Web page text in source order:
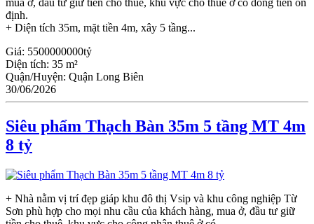
định.
+ Diện tích 35m, mặt tiền 4m, xây 5 tầng...
Giá: 5500000000tỷ
Diện tích: 35 m²
Quận/Huyện: Quận Long Biên
30/06/2026
Siêu phẩm Thạch Bàn 35m 5 tầng MT 4m
8 tỷ
+ Nhà nằm vị trí đẹp giáp khu đô thị Vsip và khu công nghiệp Từ
Sơn phù hợp cho mọi nhu cầu của khách hàng, mua ở, đầu tư giữ